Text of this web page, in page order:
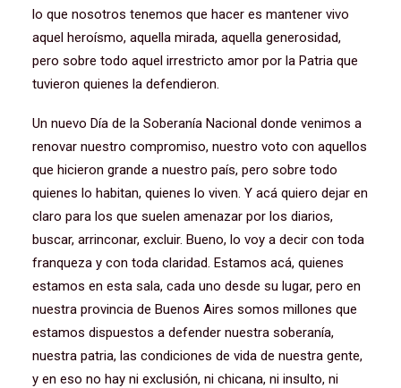
lo que nosotros tenemos que hacer es mantener vivo
aquel heroísmo, aquella mirada, aquella generosidad,
pero sobre todo aquel irrestricto amor por la Patria que
tuvieron quienes la defendieron.
Un nuevo Día de la Soberanía Nacional donde venimos a
renovar nuestro compromiso, nuestro voto con aquellos
que hicieron grande a nuestro país, pero sobre todo
quienes lo habitan, quienes lo viven. Y acá quiero dejar en
claro para los que suelen amenazar por los diarios,
buscar, arrinconar, excluir. Bueno, lo voy a decir con toda
franqueza y con toda claridad. Estamos acá, quienes
estamos en esta sala, cada uno desde su lugar, pero en
nuestra provincia de Buenos Aires somos millones que
estamos dispuestos a defender nuestra soberanía,
nuestra patria, las condiciones de vida de nuestra gente,
y en eso no hay ni exclusión, ni chicana, ni insulto, ni